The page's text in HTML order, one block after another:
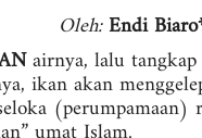
Oleh:Endi
airnya, lalu
ikan akan